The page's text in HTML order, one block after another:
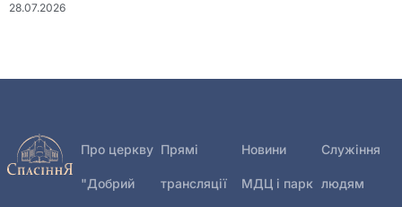
28.07.2026
Про церкву
"Добрий
Прямі
трансляції
Новини
МДЦ і парк
Служіння
людям